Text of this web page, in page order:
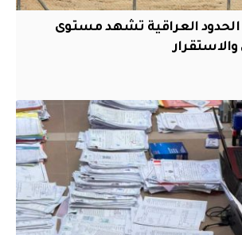
الحدود العراقية تشهد مستوى
والاستقرار